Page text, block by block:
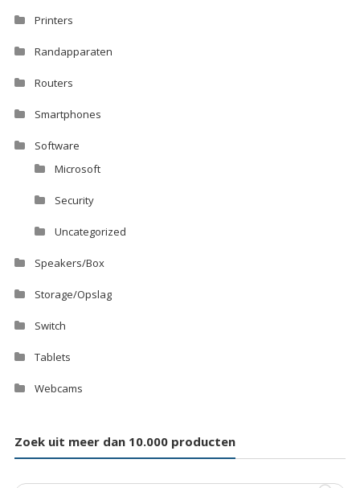
Printers
Randapparaten
Routers
Smartphones
Software
Microsoft
Security
Uncategorized
Speakers/Box
Storage/Opslag
Switch
Tablets
Webcams
Zoek uit meer dan 10.000 producten